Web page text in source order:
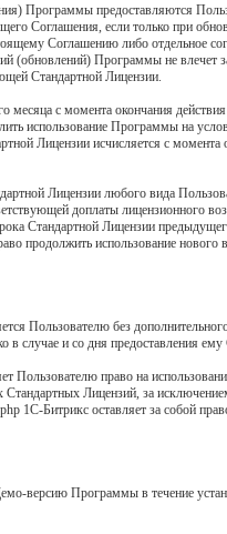
Программы предоставляются
Соглашения, если только при
Соглашению либо отдельное
(обновлений) Программы не влечет
Стандартной Лицензии.
месяца с момента окончания
использование Программы на
Лицензии исчисляется с
Лицензии любого вида
доплаты лицензионного
Стандартной Лицензии
продолжить использование
Пользователю без
случае и со дня предоставления
Пользователю право на
Лицензий, за
1С-Битрикс оставляет за собой
версию Программы в течение